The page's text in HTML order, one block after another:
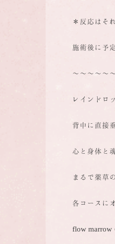
＊反応はそ
施術後に予
～～～～～
レインドロ
背中に直接
心と身体と
まるで薬草
各コースに
flow marrow